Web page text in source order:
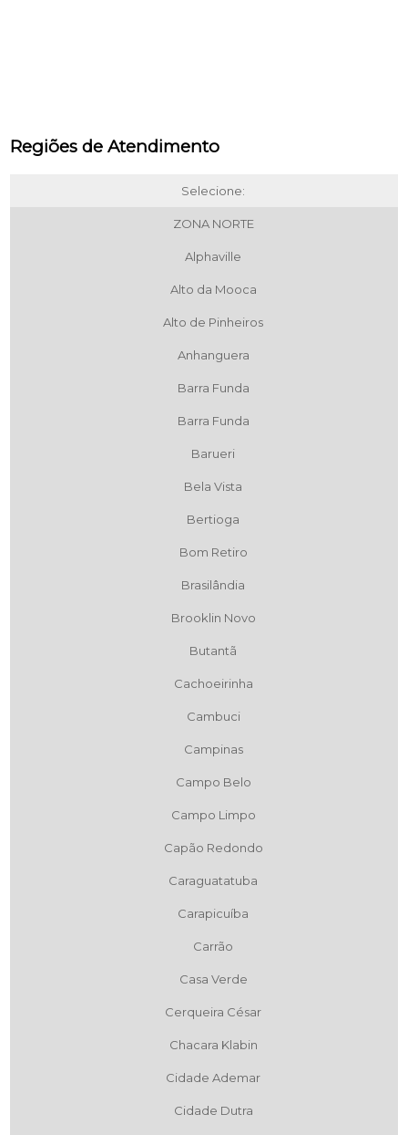
Regiões de Atendimento
Selecione:
ZONA NORTE
Alphaville
Alto da Mooca
Alto de Pinheiros
Anhanguera
Barra Funda
Barra Funda
Barueri
Bela Vista
Bertioga
Bom Retiro
Brasilândia
Brooklin Novo
Butantã
Cachoeirinha
Cambuci
Campinas
Campo Belo
Campo Limpo
Capão Redondo
Caraguatatuba
Carapicuíba
Carrão
Casa Verde
Cerqueira César
Chacara Klabin
Cidade Ademar
Cidade Dutra